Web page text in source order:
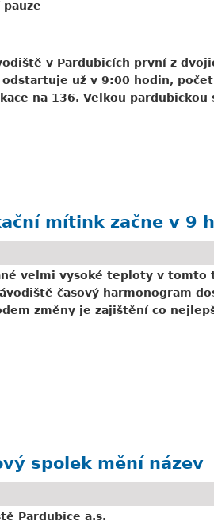
v Pardubicích první z
už v 9:00 hodin,
na 136. Velkou pardubickou
mítink začne v 9
velmi vysoké teploty v tomto
časový harmonogram
změny je zajištění co
spolek mění název
Pardubice a.s.